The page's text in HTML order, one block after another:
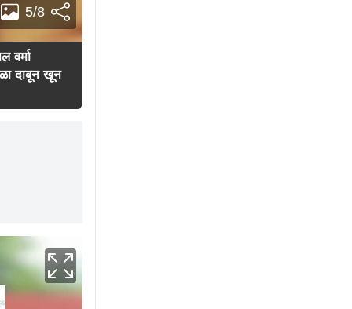
5/8
वर्मा
दाबून खून